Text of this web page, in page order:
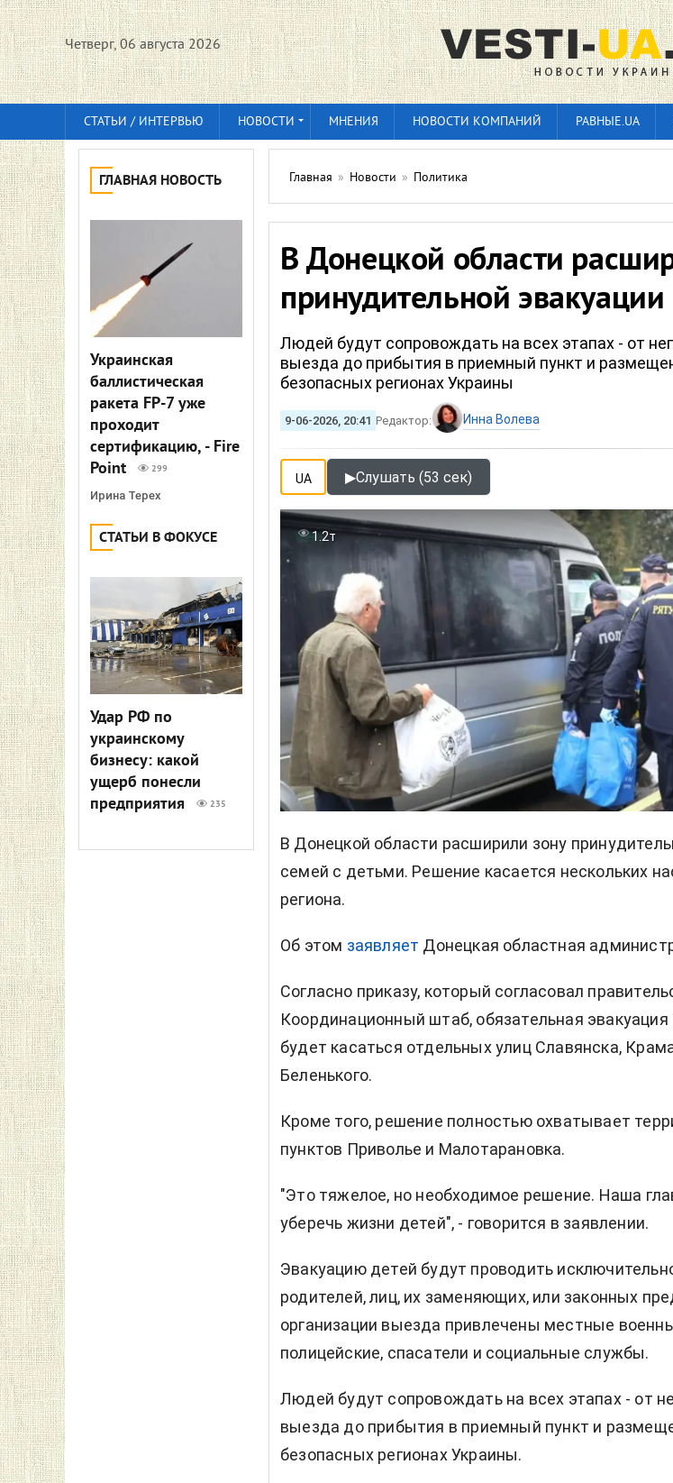
Четверг, 06 августа 2026
СТАТЬИ / ИНТЕРВЬЮ НОВОСТИ МНЕНИЯ НОВОСТИ КОМПАНИЙ РАВНЫЕ.UA
ГЛАВНАЯ НОВОСТЬ
Украинская
баллистическая
ракета FP-7 уже
проходит
сертификацию, - Fire
Point
299
Ирина Терех
СТАТЬИ В ФОКУСЕ
Удар РФ по
украинскому
бизнесу: какой
ущерб понесли
предприятия
235
Главная » Новости » Политика
В Донецкой области
принудительной эвакуации
Людей будут сопровождать на всех этапах - от
выезда до прибытия в приемный пункт и
безопасных регионах Украины
9-06-2026, 20:41 Редактор: Инна Волева
UA ▶Слушать (53 сек)
1.2т
В Донецкой области расширили зону
семей с детьми. Решение касается нескольких
региона.
Об этом заявляет Донецкая областная
Согласно приказу, который согласовал
Координационный штаб, обязательная эвакуация
будет касаться отдельных улиц Славянска,
Беленького.
Кроме того, решение полностью охватывает
пунктов Приволье и Малотарановка.
"Это тяжелое, но необходимое решение. Наша
уберечь жизни детей", - говорится в заявлении.
Эвакуацию детей будут проводить
родителей, лиц, их заменяющих, или законных
организации выезда привлечены местные
полицейские, спасатели и социальные службы.
Людей будут сопровождать на всех этапах - от
выезда до прибытия в приемный пункт и
безопасных регионах Украины.